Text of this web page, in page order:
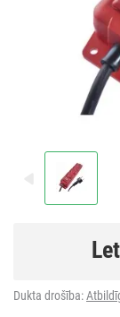
Dukta drošība: